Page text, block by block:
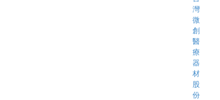
灣
微
創
醫
療
器
材
股
份